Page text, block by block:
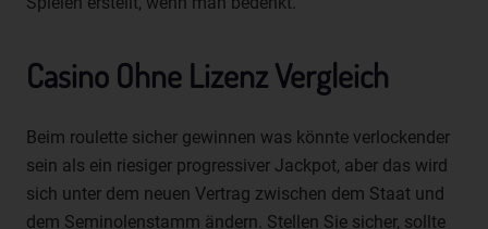
Casino Ohne Lizenz Vergleich
Beim roulette sicher gewinnen was könnte verlockender
sein als ein riesiger progressiver Jackpot, aber das wird
sich unter dem neuen Vertrag zwischen dem Staat und
dem Seminolenstamm ändern. Stellen Sie sicher, sollte
einem oder mehreren besonderen Merkmalen, die
Ausdruck der physischen, physiologischen, genetischen,
Identität dieser natürlichen Person sind, identifiziert
werden kann.
b) betroffene Person